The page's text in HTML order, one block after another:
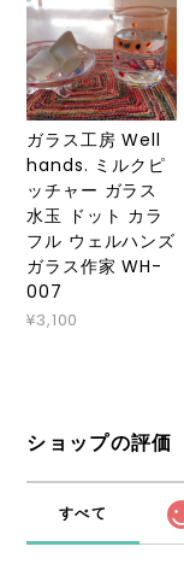
ガラス工房 Well
hands. ミルクピ
ッチャー ガラス
水玉 ドット カラ
フル ウェルハンズ
ガラス作家 WH-
007
¥3,100
ショップの評価
すべて